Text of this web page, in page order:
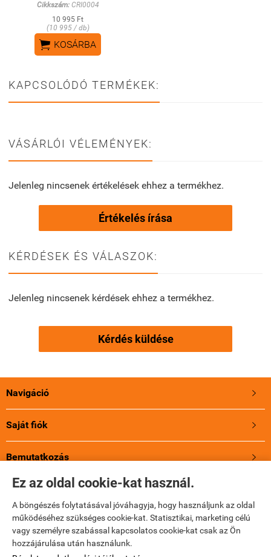
Ez az oldal cookie-kat használ.
A böngészés folytatásával jóváhagyja, hogy használjunk az oldal
működéséhez szükséges cookie-kat. Statisztikai, marketing célú
vagy személyre szabással kapcsolatos cookie-kat csak az Ön
hozzájárulása után használunk.
Cikkszám:CRI0004
10 995 Ft
(10 995 / db)
 KOSÁRBA
KAPCSOLÓDÓ TERMÉKEK:
VÁSÁRLÓI VÉLEMÉNYEK:
Jelenleg nincsenek értékelések ehhez a termékhez.
Értékelés írása
KÉRDÉSEK ÉS VÁLASZOK:
Jelenleg nincsenek kérdések ehhez a termékhez.
Kérdés küldése
Navigáció 
Saját fiók 
Bemutatkozás 
Holland energia, 3 év Garancia!